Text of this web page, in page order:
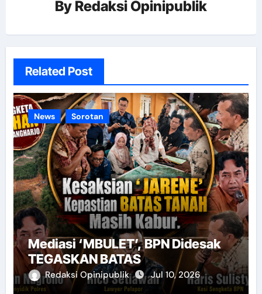
By Redaksi Opinipublik
Related Post
News Sorotan
Mediasi ‘MBULET’, BPN Didesak
TEGASKAN BATAS
Redaksi Opinipublik Jul 10, 2026